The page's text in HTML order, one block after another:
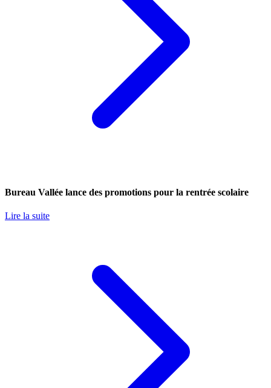
Bureau Vallée lance des promotions pour la rentrée scolaire
Lire la suite